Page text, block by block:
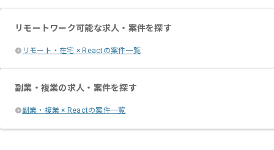
リモートワーク可能な求人・案件を探す
リモート・在宅 × Reactの案件一覧
副業・複業の求人・案件を探す
副業・複業 × Reactの案件一覧